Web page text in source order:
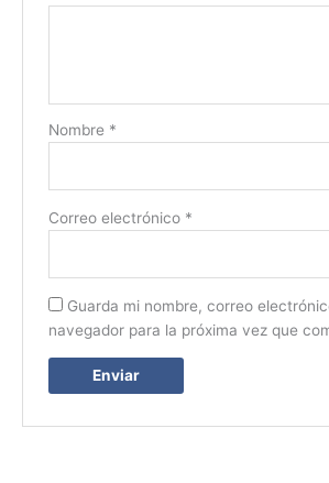
Nombre *
Correo electrónico *
Guarda mi nombre, correo
navegador para la próxima vez que